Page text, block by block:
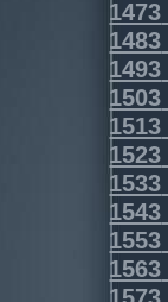
1473
1483
1493
1503
1513
1523
1533
1543
1553
1563